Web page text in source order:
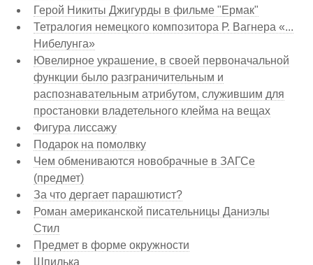
Герой Никиты Джигурды в фильме "Ермак"
Тетралогия немецкого композитора Р. Вагнера «...
Нибелунга»
Ювелирное украшение, в своей первоначальной
функции было разграничительным и
распознавательным атрибутом, служившим для
простановки владетельного клейма на вещах
Фигура лиссажу
Подарок на помолвку
Чем обмениваются новобрачные в ЗАГСе
(предмет)
За что дергает парашютист?
Роман американской писательницы Даниэлы
Стил
Предмет в форме окружности
Шпилька